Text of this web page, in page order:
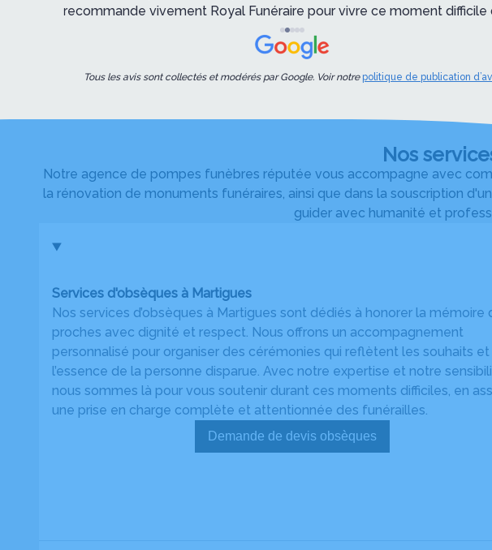
recommande vivement Royal Funéraire pour vivre ce moment difficile
Tous les avis sont collectés et modérés par Google. Voir notre politique de publication
Nos
Notre agence de pompes funèbres réputée vous accompagne avec
la rénovation de monuments funéraires, ainsi que dans la souscription
guider avec humanité et
Services d'obsèques à Martigues
Nos services d’obsèques à Martigues sont dédiés à honorer la mémoire
proches avec dignité et respect. Nous offrons un accompagnement
personnalisé pour organiser des cérémonies qui reflètent les souhaits et
l’essence de la personne disparue. Avec notre expertise et notre
nous sommes là pour vous soutenir durant ces moments difficiles, en
une prise en charge complète et attentionnée des funérailles.
Demande de devis obsèques